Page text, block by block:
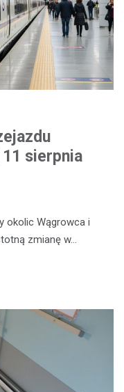
sierpnia
okolic Wągrowca i
zmianę w…